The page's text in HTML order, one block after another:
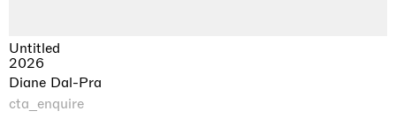
Untitled
2026
Diane Dal-Pra
cta_enquire